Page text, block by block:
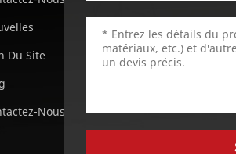
Du Site
Nous